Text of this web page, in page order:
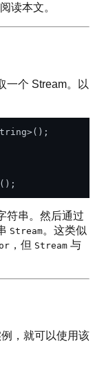
读本文。
一个 Stream。以
符串。然后通过
Stream。这类似
，但 Stream 与
例，就可以使用该